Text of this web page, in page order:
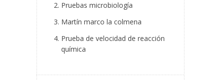
Pruebas microbiología
Martín marco la colmena
Prueba de velocidad de reacción
química